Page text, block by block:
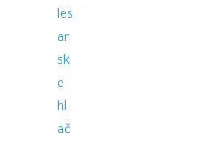
les
ar
sk
e
hl
ač